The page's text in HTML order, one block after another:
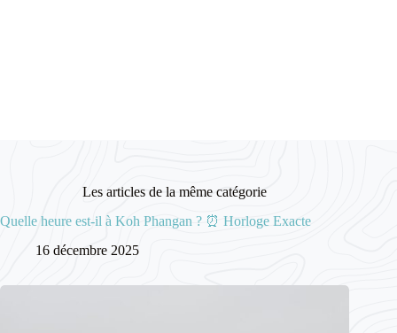
Les articles de la même catégorie
Quelle heure est-il à Koh Phangan ? ⏰ Horloge Exacte
16 décembre 2025